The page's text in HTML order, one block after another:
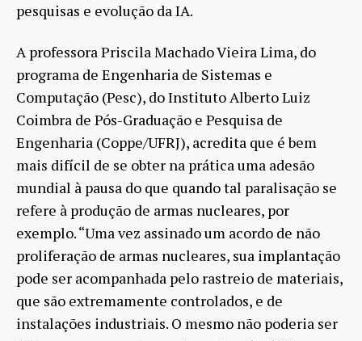
pesquisas e evolução da IA.
A professora Priscila Machado Vieira Lima, do
programa de Engenharia de Sistemas e
Computação (Pesc), do Instituto Alberto Luiz
Coimbra de Pós-Graduação e Pesquisa de
Engenharia (Coppe/UFRJ), acredita que é bem
mais difícil de se obter na prática uma adesão
mundial à pausa do que quando tal paralisação se
refere à produção de armas nucleares, por
exemplo. “Uma vez assinado um acordo de não
proliferação de armas nucleares, sua implantação
pode ser acompanhada pelo rastreio de materiais,
que são extremamente controlados, e de
instalações industriais. O mesmo não poderia ser